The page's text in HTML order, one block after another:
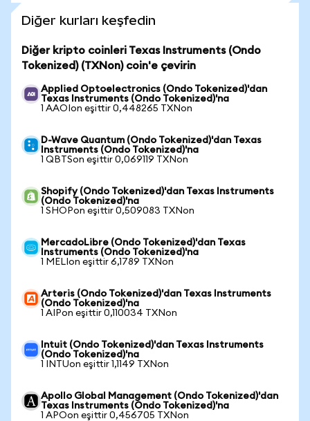
Diğer kurları keşfedin
Diğer kripto coinleri Texas Instruments (Ondo
Tokenized) (TXNon) coin'e çevirin
Applied Optoelectronics (Ondo Tokenized)'dan
Texas Instruments (Ondo Tokenized)'na
1 AAOIon eşittir 0,448265 TXNon
D-Wave Quantum (Ondo Tokenized)'dan Texas
Instruments (Ondo Tokenized)'na
1 QBTSon eşittir 0,069119 TXNon
Shopify (Ondo Tokenized)'dan Texas Instruments
(Ondo Tokenized)'na
1 SHOPon eşittir 0,509083 TXNon
MercadoLibre (Ondo Tokenized)'dan Texas
Instruments (Ondo Tokenized)'na
1 MELIon eşittir 6,1789 TXNon
Arteris (Ondo Tokenized)'dan Texas Instruments
(Ondo Tokenized)'na
1 AIPon eşittir 0,110034 TXNon
Intuit (Ondo Tokenized)'dan Texas Instruments
(Ondo Tokenized)'na
1 INTUon eşittir 1,1149 TXNon
Apollo Global Management (Ondo Tokenized)'dan
Texas Instruments (Ondo Tokenized)'na
1 APOon eşittir 0,456705 TXNon